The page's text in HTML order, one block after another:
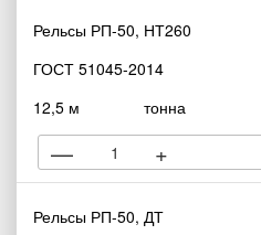
Рельсы РП-50, НТ260
ГОСТ 51045-2014
12,5 м
тонна
— +
Рельсы РП-50, ДТ